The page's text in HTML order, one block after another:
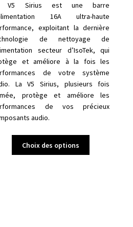
V5 Sirius est une barre
16A ultra-haute
exploitant la dernière
de nettoyage de
secteur d’IsoTek, qui
et améliore à la fois les
de votre système
La V5 Sirius, plusieurs fois
protège et améliore les
de vos précieux
audio.
Choix des options